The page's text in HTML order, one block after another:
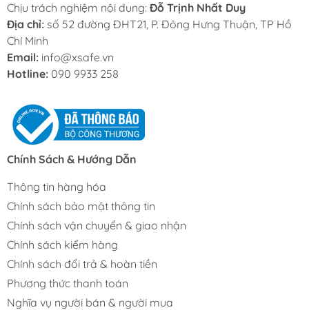
Chịu trách nghiệm nội dung: Đỗ Trịnh Nhất Duy
Địa chỉ: số 52 đường ĐHT21, P. Đông Hưng Thuận, TP Hồ
Chí Minh
Email: info@xsafe.vn
Hotline: 090 9933 258
Chính Sách & Hướng Dẫn
Thông tin hàng hóa
Chính sách bảo mật thông tin
Chính sách vận chuyển & giao nhận
Chính sách kiểm hàng
Chính sách đổi trả & hoàn tiền
Phương thức thanh toán
Nghĩa vụ người bán & người mua